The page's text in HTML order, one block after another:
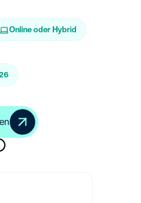
Online oder Hybrid